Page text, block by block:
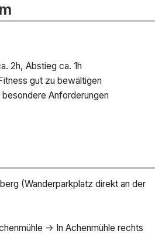
2h, Abstieg ca. 1h
gut zu bewältigen
Anforderungen
(Wanderparkplatz direkt an der
-> In Achenmühle rechts